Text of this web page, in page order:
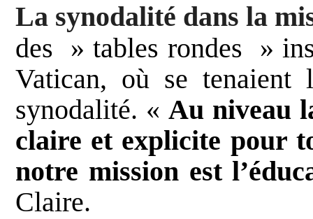
La synodalité dans la
des » tables rondes »
Vatican, où se tenaient
synodalité. « Au niveau
claire et explicite pour
notre mission est
Claire.